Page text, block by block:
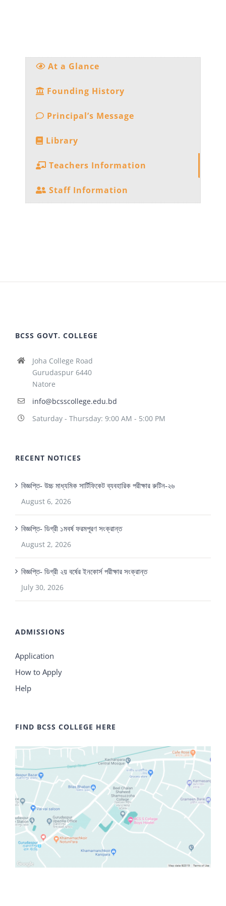
At a Glance
Founding History
Principal’s Message
Library
Teachers Information
Staff Information
BCSS GOVT. COLLEGE
Joha College Road
Gurudaspur 6440
Natore
info@bcsscollege.edu.bd
Saturday - Thursday: 9:00 AM - 5:00 PM
RECENT NOTICES
বিজ্ঞপ্তি- উচ্চ মাধ্যমিক সার্টিফিকেট ব্যবহারিক পরীক্ষার রুটিন-২৬
August 6, 2026
বিজ্ঞপ্তি- ডিগ্রী ১মবর্ষ ফরমপূরণ সংক্রান্ত
August 2, 2026
বিজ্ঞপ্তি- ডিগ্রী ২য় বর্ষের ইনকোর্স পরীক্ষার সংক্রান্ত
July 30, 2026
ADMISSIONS
Application
How to Apply
Help
FIND BCSS COLLEGE HERE